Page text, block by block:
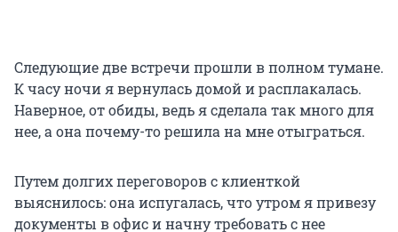
Следующие две встречи прошли в полном тумане.
К часу ночи я вернулась домой и расплакалась.
Наверное, от обиды, ведь я сделала так много для
нее, а она почему-то решила на мне отыграться.
Путем долгих переговоров с клиенткой
выяснилось: она испугалась, что утром я привезу
документы в офис и начну требовать с нее